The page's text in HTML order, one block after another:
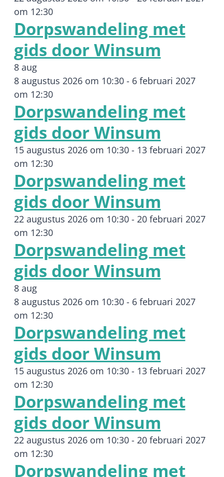
om 12:30
Dorpswandeling met
gids door Winsum
8 aug
8 augustus 2026 om 10:30- 6 februari 2027
om 12:30
Dorpswandeling met
gids door Winsum
15 augustus 2026 om 10:30- 13 februari 2027
om 12:30
Dorpswandeling met
gids door Winsum
22 augustus 2026 om 10:30- 20 februari 2027
om 12:30
Dorpswandeling met
gids door Winsum
8 aug
8 augustus 2026 om 10:30- 6 februari 2027
om 12:30
Dorpswandeling met
gids door Winsum
15 augustus 2026 om 10:30- 13 februari 2027
om 12:30
Dorpswandeling met
gids door Winsum
22 augustus 2026 om 10:30- 20 februari 2027
om 12:30
Dorpswandeling met